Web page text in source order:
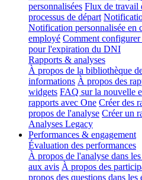
personnalisées Flux de travail
processus de départ
Notification personnalisée en
employé Comment configurer
pour l'expiration du DNI
Rapports & analyses
À propos de la bibliothèque
informations À propos des
widgets FAQ sur la nouvelle
rapports avec One Créer des
propos de l'analyse Créer un
Analyses Legacy
Performances & engagement
Évaluation des performances
À propos de l'analyse dans
aux avis À propos des
propos des questions dans les